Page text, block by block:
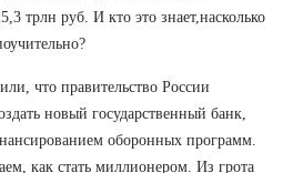
трлн руб. И кто это знает,насколько
что правительство России
новый государственный банк,
оборонных программ.
как стать миллионером. Из грота